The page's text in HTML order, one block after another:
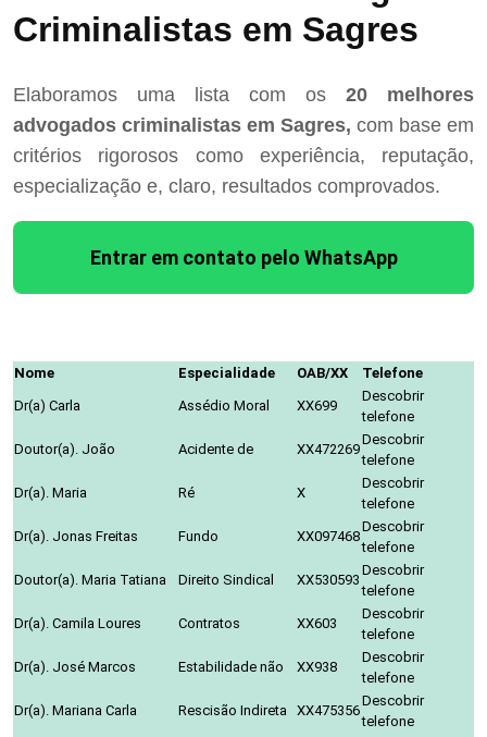
Criminalistas em Sagres
Elaboramos uma lista com os 20 melhores
advogados criminalistas em Sagres, com base em
critérios rigorosos como experiência, reputação,
especialização e, claro, resultados comprovados.
Entrar em contato pelo WhatsApp
Nome Especialidade OAB/XX
Telefone
Dr(a) Carla
Assédio Moral XX699
Descobrir
telefone
Doutor(a). João
Acidente de XX472269
Descobrir
telefone
Dr(a). Maria
Ré X
Descobrir
telefone
Dr(a). Jonas Freitas
Fundo XX097468
Descobrir
telefone
Doutor(a). Maria Tatiana
Direito Sindical XX530593
Descobrir
telefone
Dr(a). Camila Loures
Contratos XX603
Descobrir
telefone
Dr(a). José Marcos
Estabilidade não XX938
Descobrir
telefone
Dr(a). Mariana Carla
Rescisão Indireta XX475356
Descobrir
telefone